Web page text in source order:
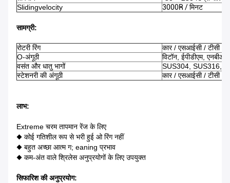
Slidingvelocity
3000R / मिनट
सामग्री:
रोटरी रिंग
कार / एसआईसी / टीसी /
O-अंगूठी
विटॉन, ईपीडीएम,
वसंत और धातु भागों
SUS304, SUS316,
स्टेशनरी की अंगूठी
कार / एसआईसी / टीसी /
लाभ:
Extreme चरम तापमान रेंज के लिए
◆ कोई गतिशील रूप से भरी हुई ओ रिंग नहीं
◆ बहुत अच्छा आत्म ग; eaning प्रभाव
◆ कम-अंत वाले श्रिलेस अनुप्रयोगों के लिए उपयुक्त
सिफारिश की अनुप्रयोग: